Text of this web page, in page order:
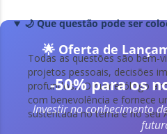
🌙 Que questão pode ser
Todas as questões são bem-
projetos pessoais, decisões
profundos... O numerólogo
com benevolência e fornece
sustentada no tema e no seu
🌟 Oferta de
-50% para os
Investir no conhecimento